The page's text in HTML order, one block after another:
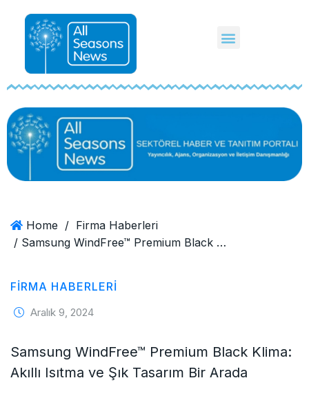
Home / Firma Haberleri
/ Samsung WindFree™ Premium Black Klima: Akıllı Isıtma ve Şık Tasarım Bir Arada
FIRMA HABERLERI
Aralık 9, 2024
Samsung WindFree™ Premium Black Klima:
Akıllı Isıtma ve Şık Tasarım Bir Arada